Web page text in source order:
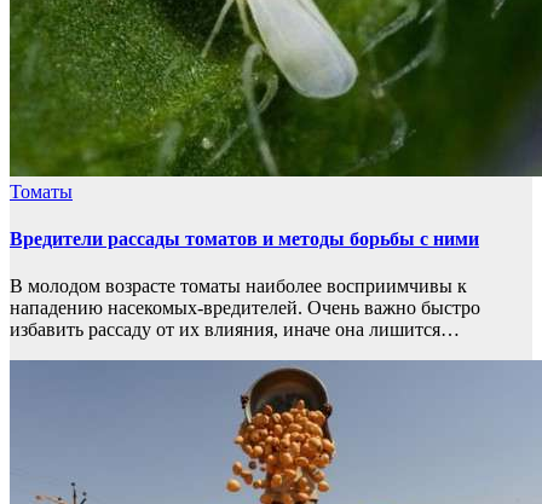
Томаты
Вредители рассады томатов и методы борьбы с ними
В молодом возрасте томаты наиболее восприимчивы к
нападению насекомых-вредителей. Очень важно быстро
избавить рассаду от их влияния, иначе она лишится…